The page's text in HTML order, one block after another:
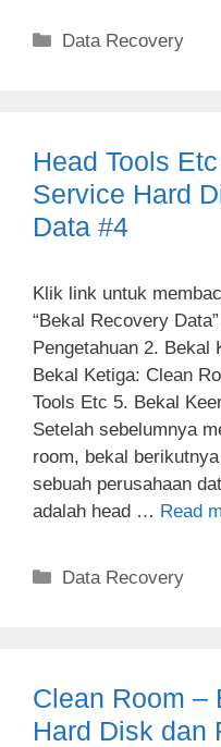
Categories
Data Recovery
Head Tools
Service Hard
Data #4
Klik link untuk
“Bekal Recovery
Pengetahuan 2. Bekal
Bekal Ketiga: Clean
Tools Etc 5. Bekal
Setelah sebelumnya
room, bekal
sebuah perusahaan
adalah head … Read
Categories
Data Recovery
Clean Room –
Hard Disk dan